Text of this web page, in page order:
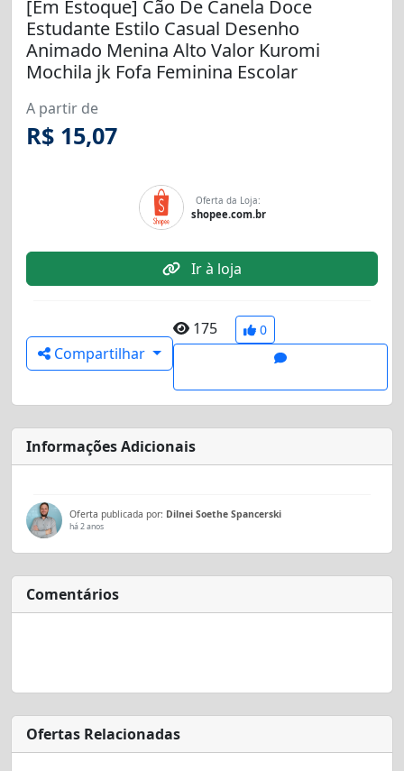
[Em Estoque] Cão De Canela Doce
Estudante Estilo Casual Desenho
Animado Menina Alto Valor Kuromi
Mochila jk Fofa Feminina Escolar
A partir de
R$ 15,07
Oferta da Loja:
shopee.com.br
Ir à loja
Compartilhar
175 0
Informações Adicionais
Oferta publicada por: Dilnei Soethe Spancerski
há 2 anos
Comentários
Ofertas Relacionadas